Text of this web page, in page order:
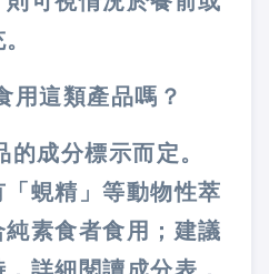
。
用這類產品嗎？
成分標示而定。
蜆精」等動物性萃
素食者食用；建議